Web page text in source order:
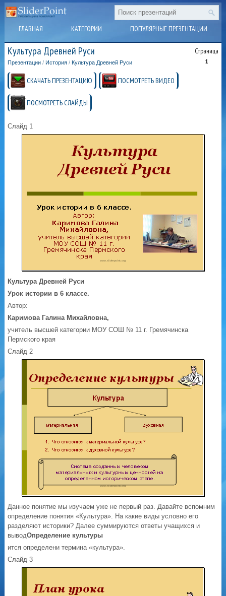
ГЛАВНАЯ КАТЕГОРИИ ПОПУЛЯРНЫЕ ПРЕЗЕНТАЦИИ
Культура Древней Руси Страница
1
Презентации / История / Культура Древней Руси
СКАЧАТЬ ПРЕЗЕНТАЦИЮ ПОСМОТРЕТЬ ВИДЕО
ПОСМОТРЕТЬ СЛАЙДЫ
Слайд 1
Культура Древней Руси
Урок истории в 6 классе.
Автор:
Каримова Галина Михайловна,
учитель высшей категории МОУ СОШ № 11 г. Гремячинска
Пермского края
Слайд 2
Данное понятие мы изучаем уже не первый раз. Давайте вспомним
определение понятия «Культура». На какие виды условно его
разделяют историки? Далее суммируются ответы учащихся и
выводОпределение культуры
ится определени термина «культура».
Слайд 3